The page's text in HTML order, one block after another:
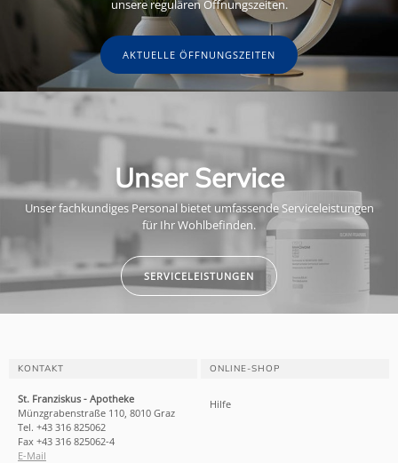
unsere regulären Öffnungszeiten.
AKTUELLE ÖFFNUNGSZEITEN
Unser Service
Unser fachkundiges Personal bietet umfassende Serviceleistungen
für Ihr Wohlbefinden.
SERVICELEISTUNGEN
KONTAKT
St. Franziskus - Apotheke
Münzgrabenstraße 110, 8010 Graz
Tel. +43 316 825062
Fax +43 316 825062-4
E-Mail
ONLINE-SHOP
Hilfe